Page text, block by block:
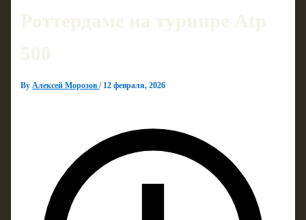
Роттердаме на турнире Atp
500
ByАлексей Морозов/ 12 февраля, 2026